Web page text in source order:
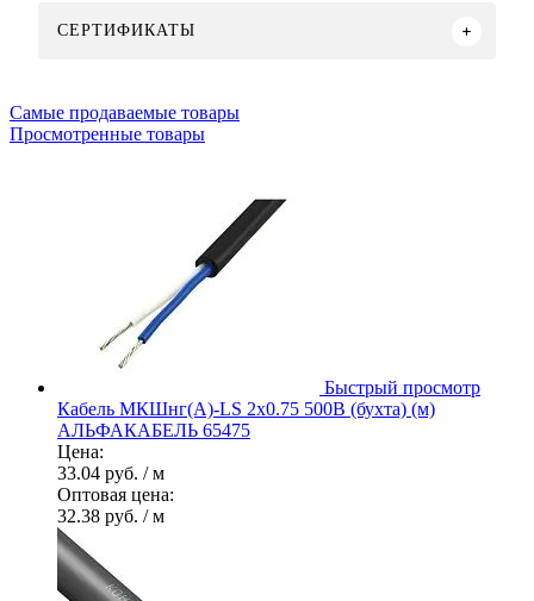
СЕРТИФИКАТЫ
Самые продаваемые товары
Просмотренные товары
Быстрый просмотр
Кабель МКШнг(А)-LS 2х0.75 500В (бухта) (м)
АЛЬФАКАБЕЛЬ 65475
Цена:
33.04 руб. / м
Оптовая цена:
32.38 руб. / м